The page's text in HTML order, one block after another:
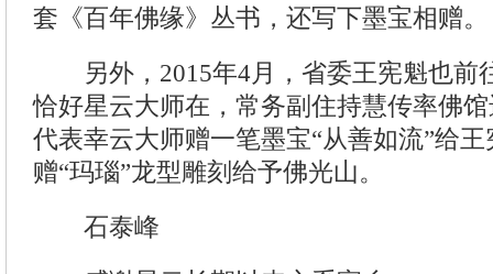
套《百年佛缘》丛书，还写下墨宝相赠。
另外，2015年4月，省委王宪魁也前
恰好星云大师在，常务副住持慧传率佛
代表幸云大师赠一笔墨宝“从善如流”给
赠“玛瑙”龙型雕刻给予佛光山。
石泰峰